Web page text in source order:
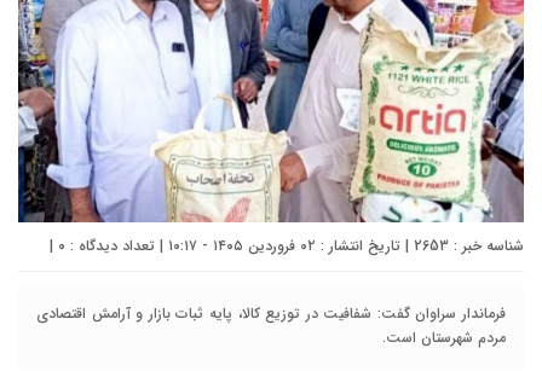
شناسه خبر : 2653 | تاریخ انتشار : ۰۲ فروردین ۱۴۰۵ - ۱۰:۱۷ | تعداد دیدگاه : ۰ |
فرماندار سراوان گفت: شفافیت در توزیع کالا، پایه ثبات بازار و آرامش اقتصادی
مردم شهرستان است.